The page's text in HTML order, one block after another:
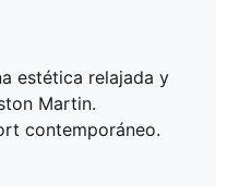
estética relajada y
Martin.
contemporáneo.